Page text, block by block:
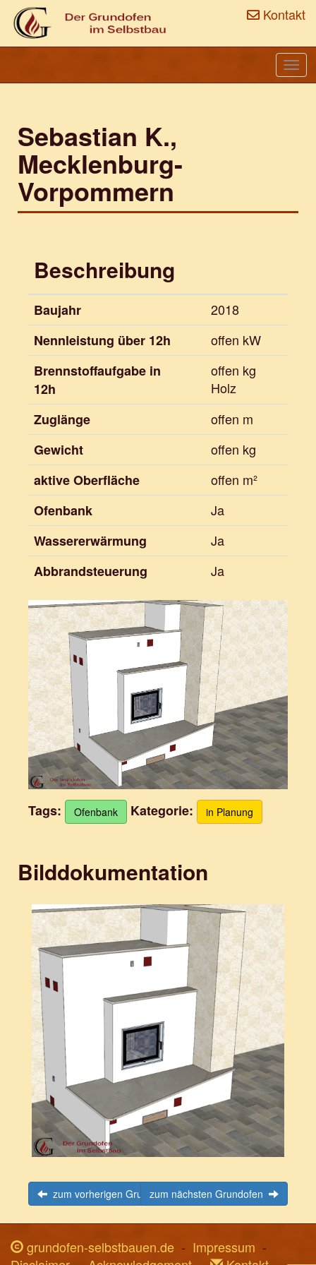
Kontakt
Sebastian K.,
Mecklenburg-
Vorpommern
Beschreibung
Baujahr
2018
Nennleistung über 12h
offen kW
Brennstoffaufgabe in
12h
offen kg
Holz
Zuglänge
offen m
Gewicht
offen kg
aktive Oberfläche
offen m²
Ofenbank
Ja
Wassererwärmung
Ja
Abbrandsteuerung
Ja
Tags: Ofenbank Kategorie: in Planung
Bilddokumentation
zum Vergrößern klicken
zum vorherigen Grundofenzum nächsten Grundofen
grundofen-selbstbauen.de - Impressum -